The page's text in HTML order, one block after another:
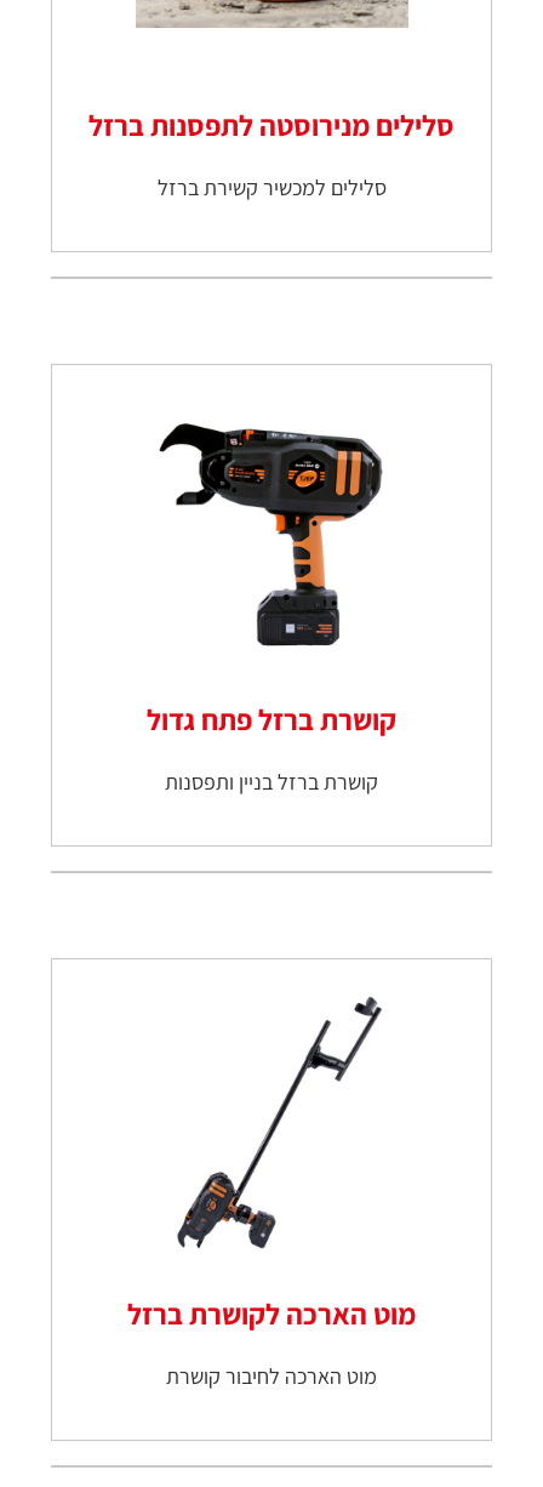
סלילים מנירוסטה לתפסנות ברזל
סלילים למכשיר קשירת ברזל
קושרת ברזל פתח גדול
קושרת ברזל בניין ותפסנות
מוט הארכה לקושרת ברזל
מוט הארכה לחיבור קושרת